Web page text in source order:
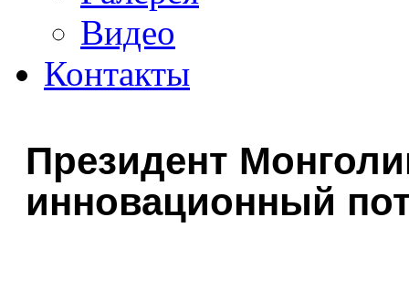
Видео
Контакты
Президент
инновационный